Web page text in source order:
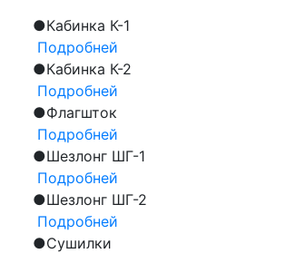
●Кабинка К-1
Подробней
●Кабинка К-2
Подробней
●Флагшток
Подробней
●Шезлонг ШГ-1
Подробней
●Шезлонг ШГ-2
Подробней
●Сушилки